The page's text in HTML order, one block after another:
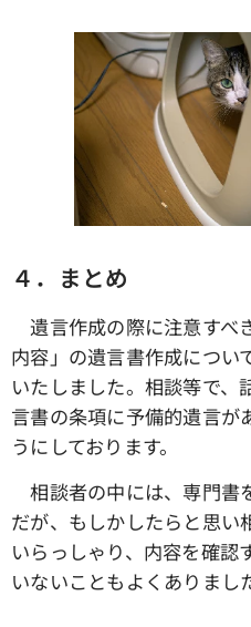
４．まとめ
遺言作成の際に注意すべ
内容」の遺言書作成につい
いたしました。相談等で、
言書の条項に予備的遺言が
うにしております。
相談者の中には、専門書
だが、もしかしたらと思い
いらっしゃり、内容を確認
いないこともよくありまし